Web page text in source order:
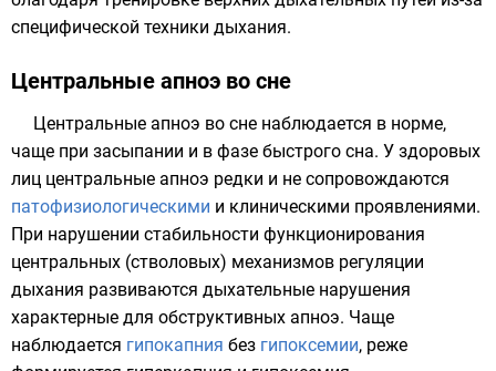
специфической техники дыхания.
Центральные апноэ во сне
Центральные апноэ во сне наблюдается в норме,
чаще при засыпании и в фазе быстрого сна. У здоровых
лиц центральные апноэ редки и не сопровождаются
патофизиологическими и клиническими проявлениями.
При нарушении стабильности функционирования
центральных (стволовых) механизмов регуляции
дыхания развиваются дыхательные нарушения
характерные для обструктивных апноэ. Чаще
наблюдается гипокапния без гипоксемии, реже